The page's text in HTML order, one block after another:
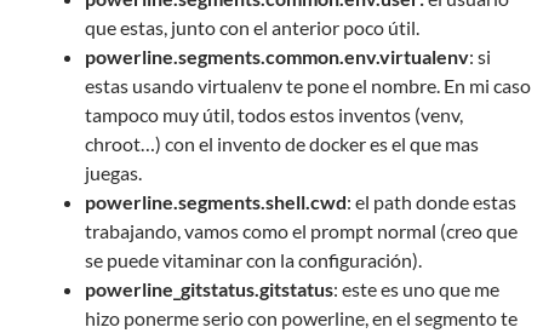
que estas, junto con el anterior poco útil.
powerline.segments.common.env.virtualenv: si
estas usando virtualenv te pone el nombre. En mi caso
tampoco muy útil, todos estos inventos (venv,
chroot…) con el invento de docker es el que mas
juegas.
powerline.segments.shell.cwd: el path donde estas
trabajando, vamos como el prompt normal (creo que
se puede vitaminar con la configuración).
powerline_gitstatus.gitstatus: este es uno que me
hizo ponerme serio con powerline, en el segmento te